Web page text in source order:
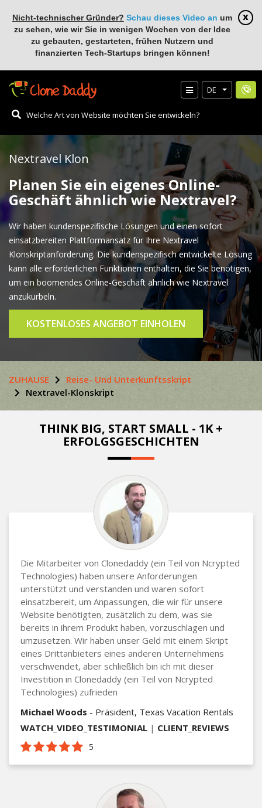
Nicht-technischer Gründer? Schau dieses Video an um
zu sehen, wie wir Sie in wenigen Wochen von der Idee
zu gebauten, gestarteten, frühen Nutzern und
finanzierten Tech-Startups bringen können!
DE
Nextravel Klon
Planen Sie ein eigenes Online-
Geschäft ähnlich wie Nextravel?
Wir haben kundenspezifische Lösungen und einen sofort
einsatzbereiten Plattformansatz für Ihre Nextravel
Klonskriptanforderung. Die kundenspezifisch entwickelte Lösung
kann alle erforderlichen Funktionen enthalten, die Sie benötigen,
um ein boomendes Online-Geschäft ähnlich wie Nextravel
anzukurbeln.
KOSTENLOSES ANGEBOT EINHOLEN
ZUHAUSE
Reise- Und Unterkunftsskript
Nextravel-Klonskript
THINK BIG, START SMALL - 1K +
ERFOLGSGESCHICHTEN
Die Mitarbeiter von Clonedaddy (ein Teil von Ncrypted
Technologies) haben unsere Anforderungen
unterstützt und verstanden und waren sofort
einsatzbereit, um Anpassungen, die wir für unsere
Website benötigten, zusätzlich zu dem, was sie
bereits in ihrem Produkt haben, vorzuschlagen und
umzusetzen. Wir haben unser Geld mit einem Skript
eines Drittanbieters eines anderen Unternehmens
verschwendet, aber schließlich bin ich mit dieser
Investition in Clonedaddy (ein Teil von Ncrypted
Technologies) zufrieden
Michael Woods - Präsident, Texas Vacation Rentals
WATCH_VIDEO_TESTIMONIAL | CLIENT_REVIEWS
5